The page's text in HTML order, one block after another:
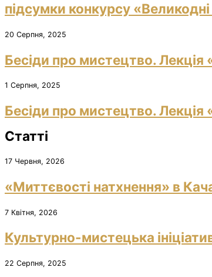
підсумки конкурсу
20 Серпня, 2025
Бесіди про мистецтво. Лекція
1 Серпня, 2025
Бесіди про мистецтво. Лекція
Статті
17 Червня, 2026
«Миттєвості натхнення» в
7 Квітня, 2026
Культурно-мистецька
22 Серпня, 2025